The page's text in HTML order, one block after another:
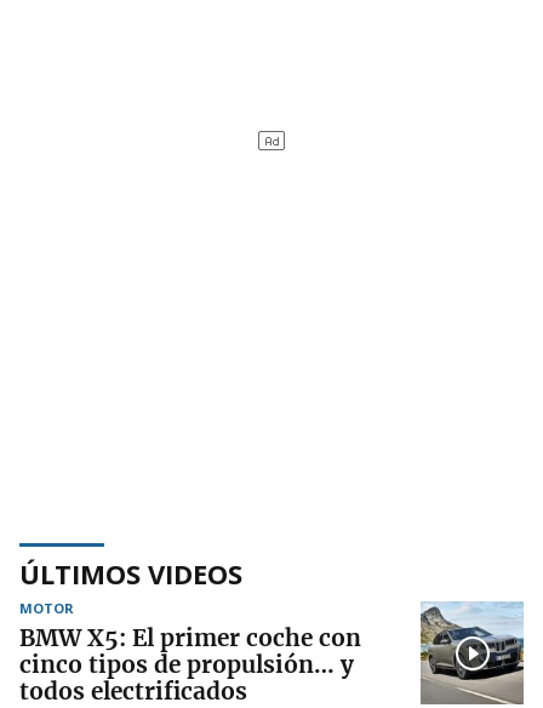
ÚLTIMOS VIDEOS
MOTOR
BMW X5: El primer coche con
cinco tipos de propulsión… y
todos electrificados